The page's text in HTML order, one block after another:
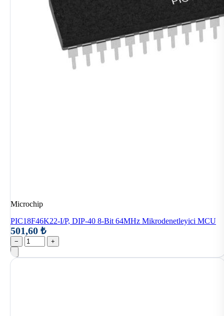
Microchip
PIC18F46K22-I/P, DIP-40 8-Bit 64MHz Mikrodenetleyici MCU
501,60 ₺
− +